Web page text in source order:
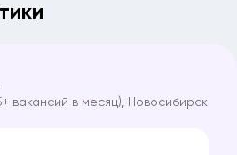
вакансий в месяц), Новосибирск